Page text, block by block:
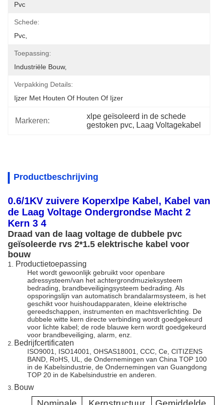
Pvc
Schede:
Pvc,
Toepassing:
Industriële Bouw,
Verpakking Details:
Ijzer Met Houten Of Houten Of Ijzer
Markeren:
xlpe geïsoleerd in de schede
gestoken pvc, Laag Voltagekabel
Productbeschrijving
0.6/1KV zuivere Koperxlpe Kabel, Kabel van
de Laag Voltage Ondergrondse Macht 2
Kern 3 4
Draad van de laag voltage de dubbele pvc
geïsoleerde rvs 2*1.5 elektrische kabel voor
bouw
1. Productietoepassing
Het wordt gewoonlijk gebruikt voor openbare
adressysteem/van het achtergrondmuzieksysteem
bedrading, brandbeveiligingsysteem bedrading. Als
opsporingslijn van automatisch brandalarmsysteem, is het
geschikt voor huishoudapparaten, kleine elektrische
gereedschappen, instrumenten en machtsverlichting.
De
dubbele witte kern directe verbinding wordt goedgekeurd
voor lichte kabel; de rode blauwe kern wordt goedgekeurd
voor brandbeveiliging, alarm, enz.
2. Bedrijfcertificaten
ISO9001, ISO14001, OHSAS18001, CCC, Ce, CITIZENS
BAND, RoHS, UL, de Ondernemingen van China TOP 100
in de Kabelsindustrie, de Ondernemingen van Guangdong
TOP 20 in de Kabelsindustrie en anderen.
3. Bouw